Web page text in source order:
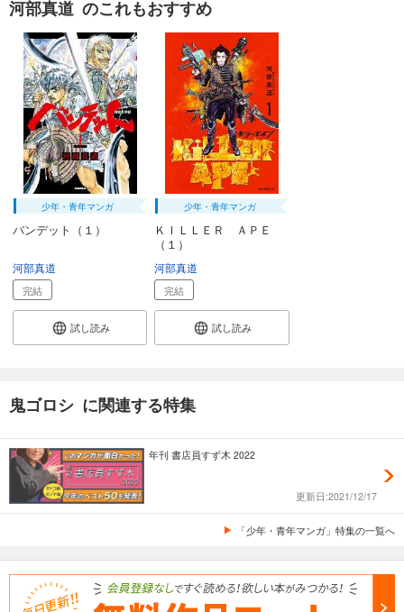
河部真道 のこれもおすすめ
少年・青年マンガ
バンデット（１）
河部真道
完結
試し読み
少年・青年マンガ
ＫＩＬＬＥＲ ＡＰＥ
（１）
河部真道
完結
試し読み
鬼ゴロシ に関連する特集
年刊 書店員すず木 2022
更新日:2021/12/17
「少年・青年マンガ」特集の一覧へ